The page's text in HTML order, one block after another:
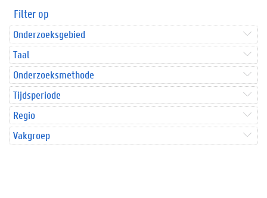
Filter op
Onderzoeksgebied
Taal
Onderzoeksmethode
Tijdsperiode
Regio
Vakgroep